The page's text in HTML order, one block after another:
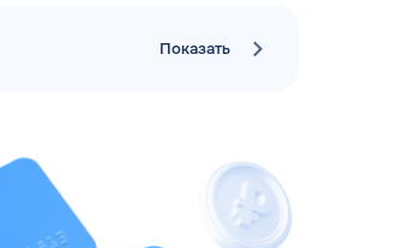
Показать